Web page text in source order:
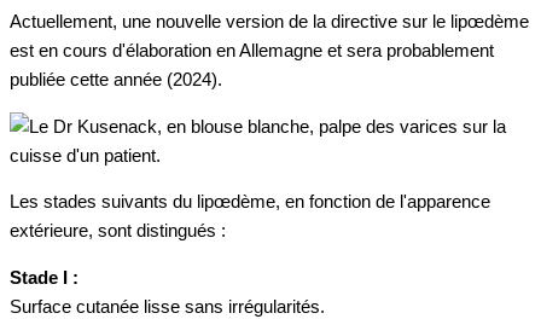
Actuellement, une nouvelle version de la directive sur le lipœdème
est en cours d'élaboration en Allemagne et sera probablement
publiée cette année (2024).
Les stades suivants du lipœdème, en fonction de l'apparence
extérieure, sont distingués :
Stade I :
Surface cutanée lisse sans irrégularités.